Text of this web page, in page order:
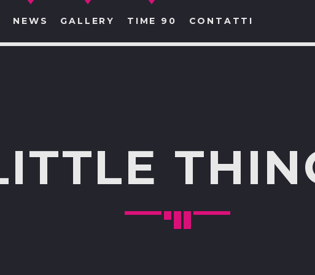
NEWS GALLERY TIME 90 CONTATTI